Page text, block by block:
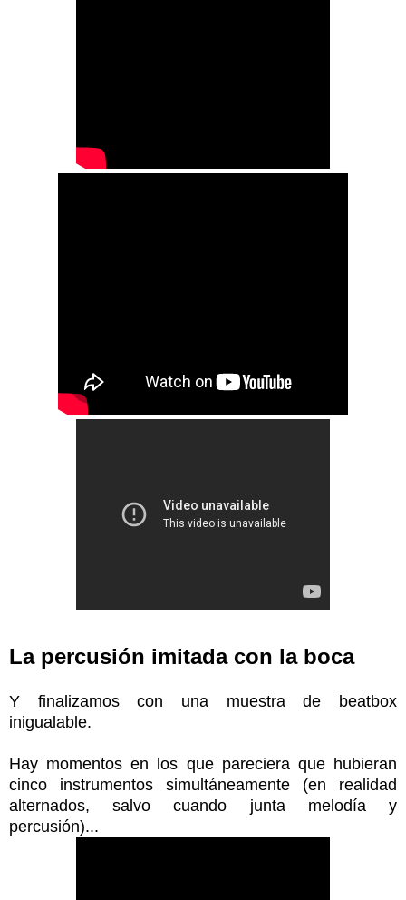
La percusión imitada con la boca
Y finalizamos con una muestra de beatbox
inigualable.
Hay momentos en los que pareciera que hubieran
cinco instrumentos simultáneamente (en realidad
alternados, salvo cuando junta melodía y
percusión)...